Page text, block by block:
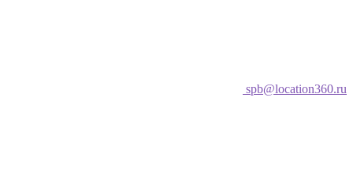
spb@location360.ru